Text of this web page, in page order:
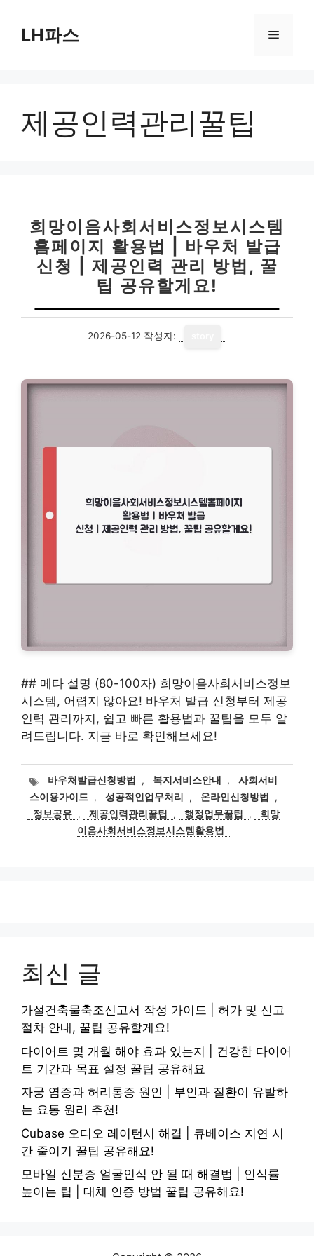
LH파스 메
제공인력관리꿀팁
희망이음사회서비스정보시스템
홈페이지 활용법 | 바우처 발급
신청 | 제공인력 관리 방법, 꿀
팁 공유할게요!
2026-05-12 작성자:
## 메타 설명 (80-100자) 희망이음사회서비스정보
시스템, 어렵지 않아요! 바우처 발급 신청부터 제공
인력 관리까지, 쉽고 빠른 활용법과 꿀팁을 모두 알
려드립니다. 지금 바로 확인해보세요!
태
그
바우처발급신청방법 , 복지서비스안내 ,
사회서비
스이용가이드 , 성공적인업무처리 , 온라인신청방법
,
정보공유 , 제공인력관리꿀팁 , 행정업무꿀팁 ,
희망
이음사회서비스정보시스템활용법
최신 글
가설건축물축조신고서 작성 가이드 | 허가 및 신고
절차 안내, 꿀팁 공유할게요!
다이어트 몇 개월 해야 효과 있는지 | 건강한 다이어
트 기간과 목표 설정 꿀팁 공유해요
자궁 염증과 허리통증 원인 | 부인과 질환이 유발하
는 요통 원리 추천!
Cubase 오디오 레이턴시 해결 | 큐베이스 지연 시
간 줄이기 꿀팁 공유해요!
모바일 신분증 얼굴인식 안 될 때 해결법 | 인식률
높이는 팁 | 대체 인증 방법 꿀팁 공유해요!